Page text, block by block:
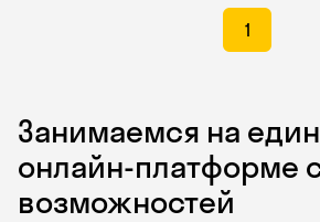
1
Занимаемся на
онлайн-платформе
возможностей